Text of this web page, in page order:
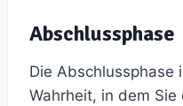
Abschlussphase
Die Abschlussphase
Wahrheit, in dem Sie